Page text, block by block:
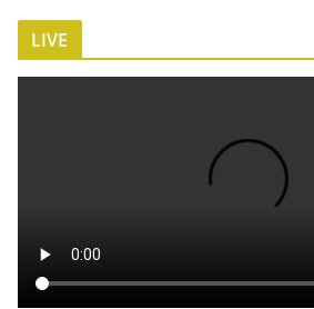
LIVE